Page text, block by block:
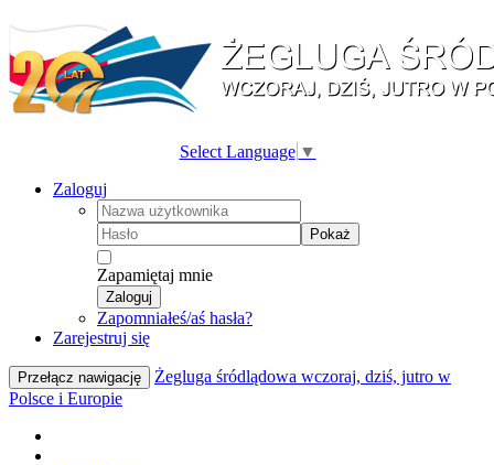
Select Language ▼
Zaloguj
Pokaż
Zapamiętaj mnie
Zaloguj
Zapomniałeś/aś hasła?
Zarejestruj się
Przełącz nawigację
Żegluga śródlądowa wczoraj, dziś, jutro w
Polsce i Europie